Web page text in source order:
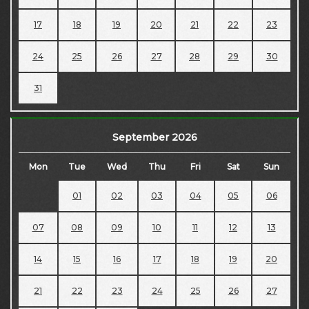
17 18 19 20 21 22 23
24 25 26 27 28 29 30
31
September 2026
Mon Tue Wed Thu Fri Sat Sun
01 02 03 04 05 06
07 08 09 10 11 12 13
14 15 16 17 18 19 20
21 22 23 24 25 26 27